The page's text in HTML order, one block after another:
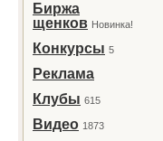
Биржа
щенков Новинка!
Конкурсы 5
Реклама
Клубы 615
Видео 1873